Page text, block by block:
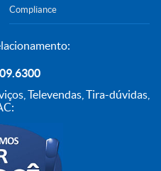
Compliance
Televendas, Tira-dúvidas,